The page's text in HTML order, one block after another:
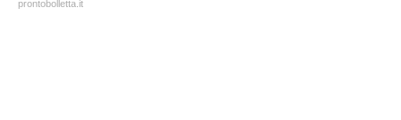
prontobolletta.it